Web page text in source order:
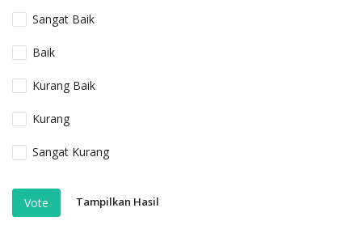
Sangat Baik
Baik
Kurang Baik
Kurang
Sangat Kurang
Vote Tampilkan Hasil